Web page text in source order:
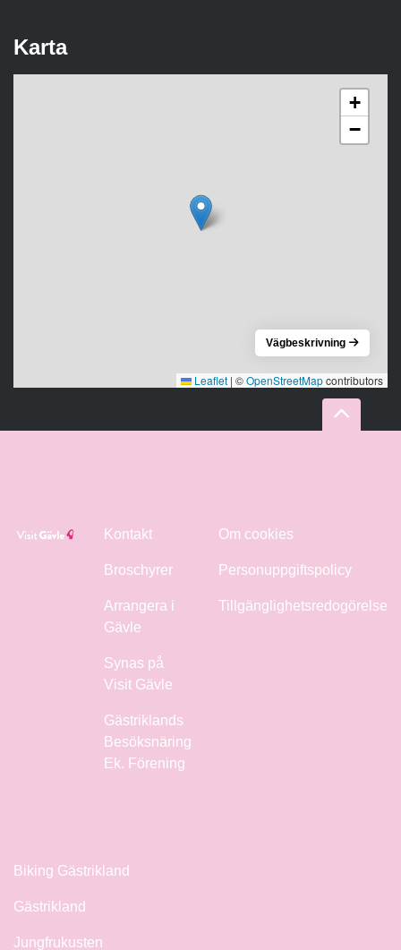
Karta
+
−
Leaflet | ©OpenStreetMapcontributors
Vägbeskrivning
Kontakt
Broschyrer
Arrangera i
Gävle
Synas på
Visit Gävle
Gästriklands
Besöksnäring
Ek. Förening
Om cookies
Personuppgiftspolicy
Tillgänglighetsredogörelse
Biking Gästrikland
Gästrikland
Jungfrukusten